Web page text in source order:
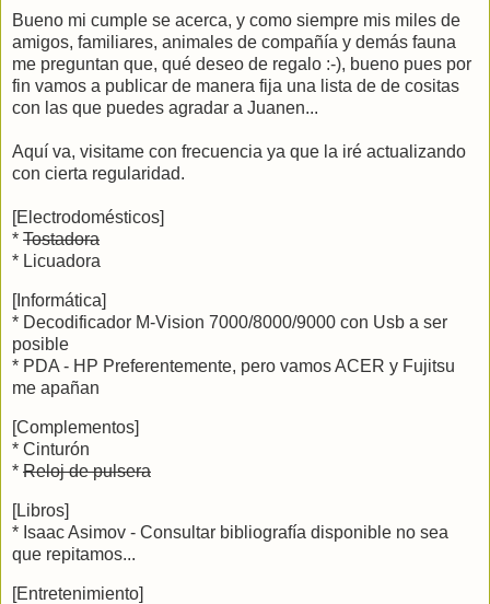
Bueno mi cumple se acerca, y como siempre mis miles de
amigos, familiares, animales de compañía y demás fauna
me preguntan que, qué deseo de regalo :-), bueno pues por
fin vamos a publicar de manera fija una lista de de cositas
con las que puedes agradar a Juanen...
Aquí va, visitame con frecuencia ya que la iré actualizando
con cierta regularidad.
[Electrodomésticos]
* Tostadora
* Licuadora
[Informática]
* Decodificador M-Vision 7000/8000/9000 con Usb a ser
posible
* PDA - HP Preferentemente, pero vamos ACER y Fujitsu
me apañan
[Complementos]
* Cinturón
* Reloj de pulsera
[Libros]
* Isaac Asimov - Consultar bibliografía disponible no sea
que repitamos...
[Entretenimiento]